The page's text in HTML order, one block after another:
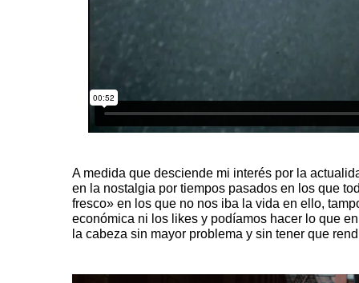
A medida que desciende mi interés por la
en la nostalgia por tiempos pasados en los que
fresco» en los que no nos iba la vida en ello,
económica ni los likes y podíamos hacer lo que
la cabeza sin mayor problema y sin tener que